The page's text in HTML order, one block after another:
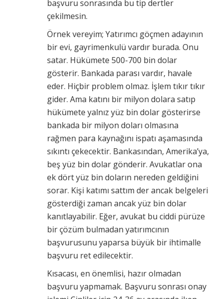
başvuru sonrasında bu tip dertler
çekilmesin.
Örnek vereyim; Yatırımcı göçmen adayının
bir evi, gayrimenkulü vardır burada. Onu
satar. Hükümete 500-700 bin dolar
gösterir. Bankada parası vardır, havale
eder. Hiçbir problem olmaz. İşlem tıkır tıkır
gider. Ama katını bir milyon dolara satıp
hükümete yalnız yüz bin dolar gösterirse
bankada bir milyon doları olmasına
rağmen para kaynağını ispatı aşamasında
sıkıntı çekecektir. Bankasından, Amerika’ya,
beş yüz bin dolar gönderir. Avukatlar ona
ek dört yüz bin doların nereden geldiğini
sorar. Kişi katımı sattım der ancak belgeleri
gösterdiği zaman ancak yüz bin dolar
kanıtlayabilir. Eğer, avukat bu ciddi pürüze
bir çözüm bulmadan yatırımcının
başvurusunu yaparsa büyük bir ihtimalle
başvuru ret edilecektir.
Kısacası, en önemlisi, hazır olmadan
başvuru yapmamak. Başvuru sonrası onay